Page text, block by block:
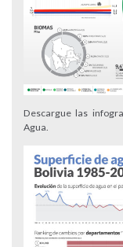
Descargue las
Agua.